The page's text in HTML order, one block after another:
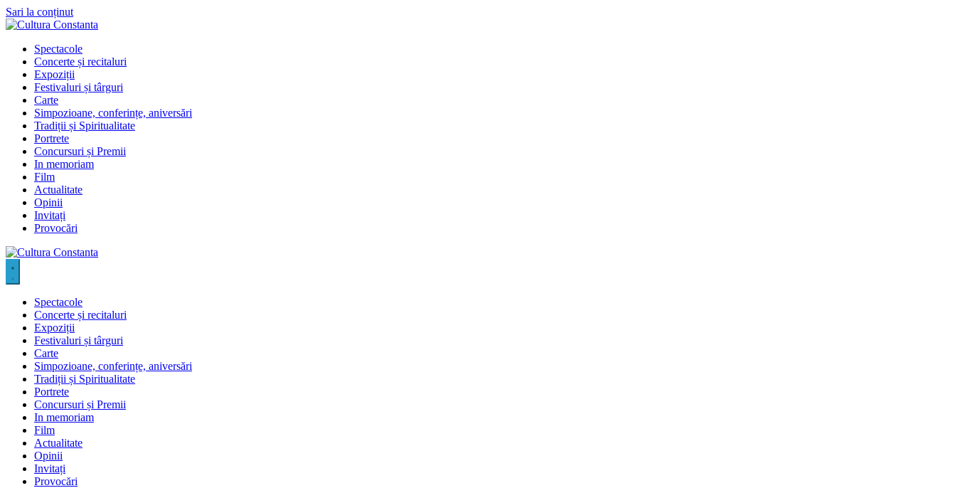
Sari la conținut
Spectacole
Concerte și recitaluri
Expoziții
Festivaluri și târguri
Carte
Simpozioane, conferințe, aniversări
Tradiții și Spiritualitate
Portrete
Concursuri și Premii
In memoriam
Film
Actualitate
Opinii
Invitați
Provocări
Spectacole
Concerte și recitaluri
Expoziții
Festivaluri și târguri
Carte
Simpozioane, conferințe, aniversări
Tradiții și Spiritualitate
Portrete
Concursuri și Premii
In memoriam
Film
Actualitate
Opinii
Invitați
Provocări